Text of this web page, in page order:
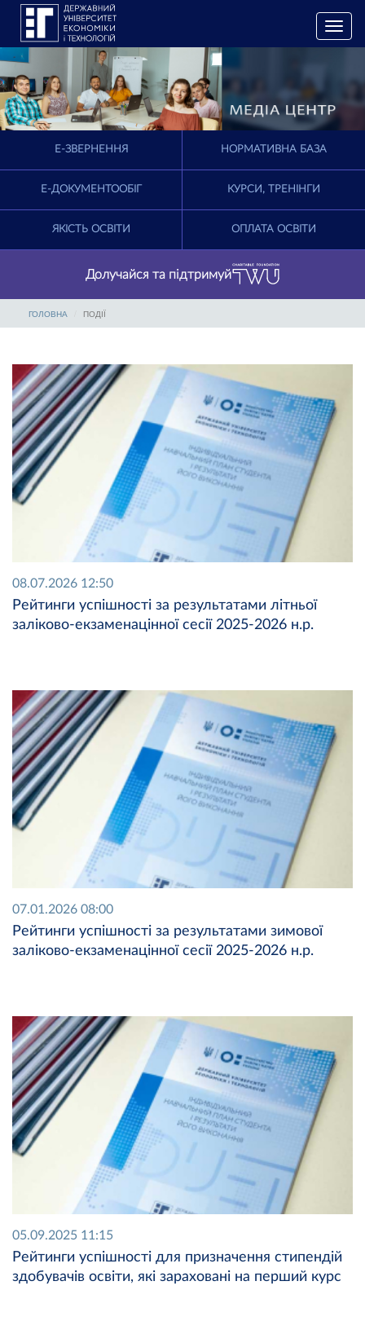
T
o
e
i
a
E-ЗВЕРНЕННЯ НОРМАТИВНА БАЗА
Е-ДОКУМЕНТООБІГ КУРСИ, ТРЕНІНГИ
ЯКІСТЬ ОСВІТИ ОПЛАТА ОСВІТИ
Долучайся та підтримуй
ГОЛОВНА ПОДІЇ
08.07.2026 12:50
Рейтинги успішності за результатами літньої
заліково-екзаменацінної сесії 2025-2026 н.р.
07.01.2026 08:00
Рейтинги успішності за результатами зимової
заліково-екзаменацінної сесії 2025-2026 н.р.
05.09.2025 11:15
Рейтинги успішності для призначення стипендій
здобувачів освіти, які зараховані на перший курс